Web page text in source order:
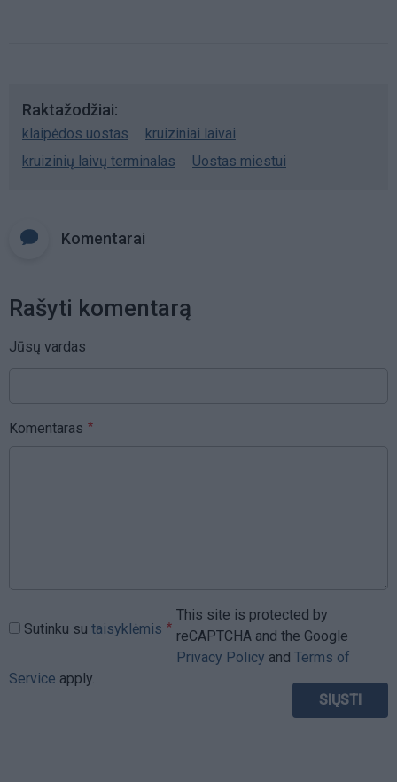
Raktažodžiai
klaipėdos uostas
kruiziniai laivai
kruizinių laivų terminalas
Uostas miestui
Komentarai
Rašyti komentarą
Jūsų vardas
Komentaras
Sutinku su taisyklėmis
This site is protected by
reCAPTCHA and the Google
Privacy Policy and Terms of
Service apply.